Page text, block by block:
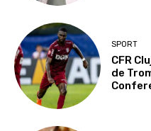
SPORT
CFR
de